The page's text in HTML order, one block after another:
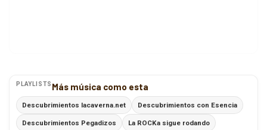
PLAYLISTS Más música como esta
Descubrimientos lacaverna.net Descubrimientos con Esencia
Descubrimientos Pegadizos La ROCKa sigue rodando